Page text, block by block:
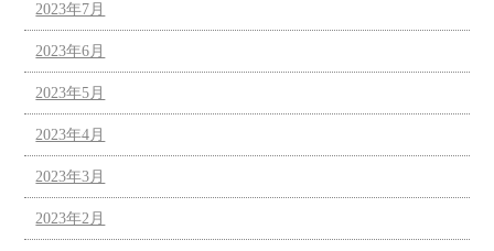
2023年7月
2023年6月
2023年5月
2023年4月
2023年3月
2023年2月